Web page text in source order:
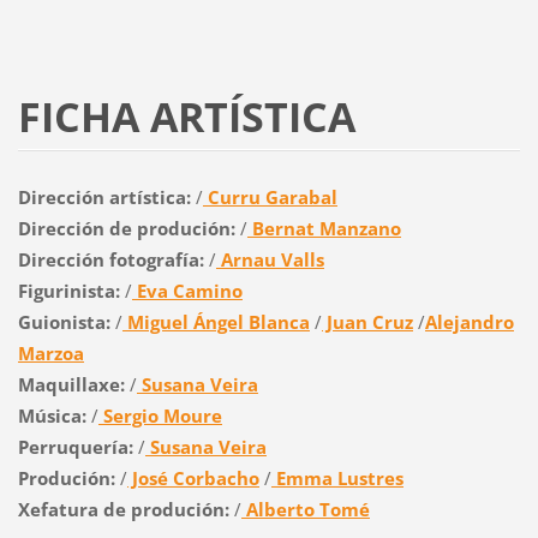
FICHA ARTÍSTICA
Dirección artística: /Curru Garabal
Dirección de produción: /Bernat Manzano
Dirección fotografía: /Arnau Valls
Figurinista: /Eva Camino
Guionista: /Miguel Ángel Blanca /Juan Cruz/Alejandro
Marzoa
Maquillaxe: /Susana Veira
Música: /Sergio Moure
Perruquería: /Susana Veira
Produción: /José Corbacho/Emma Lustres
Xefatura de produción: /Alberto Tomé